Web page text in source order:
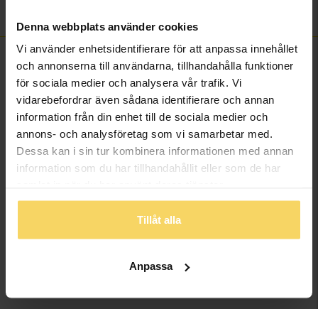
Denna webbplats använder cookies
Vi använder enhetsidentifierare för att anpassa innehållet
och annonserna till användarna, tillhandahålla funktioner
för sociala medier och analysera vår trafik. Vi
vidarebefordrar även sådana identifierare och annan
information från din enhet till de sociala medier och
annons- och analysföretag som vi samarbetar med.
Dessa kan i sin tur kombinera informationen med annan
information som du har tillhandahållit eller som de har
Tillåt alla
Anpassa
FINNS OCKSÅ SOM
Halsband i återvunnen metall
GULDFYND RECYCLED
Ring i återvunnen metall
GULDFYND RECYCLED